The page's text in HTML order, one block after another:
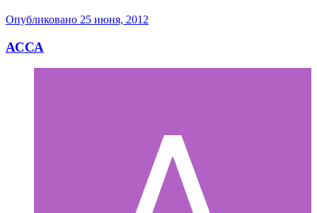
Опубликовано 25 июня, 2012
АССА